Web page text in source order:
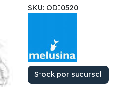
SKU: ODI0520
Stock por sucursal